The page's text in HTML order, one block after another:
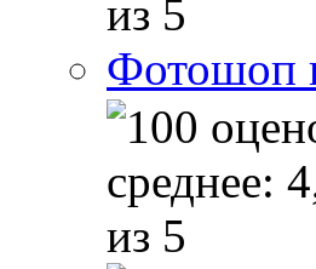
Фотошоп